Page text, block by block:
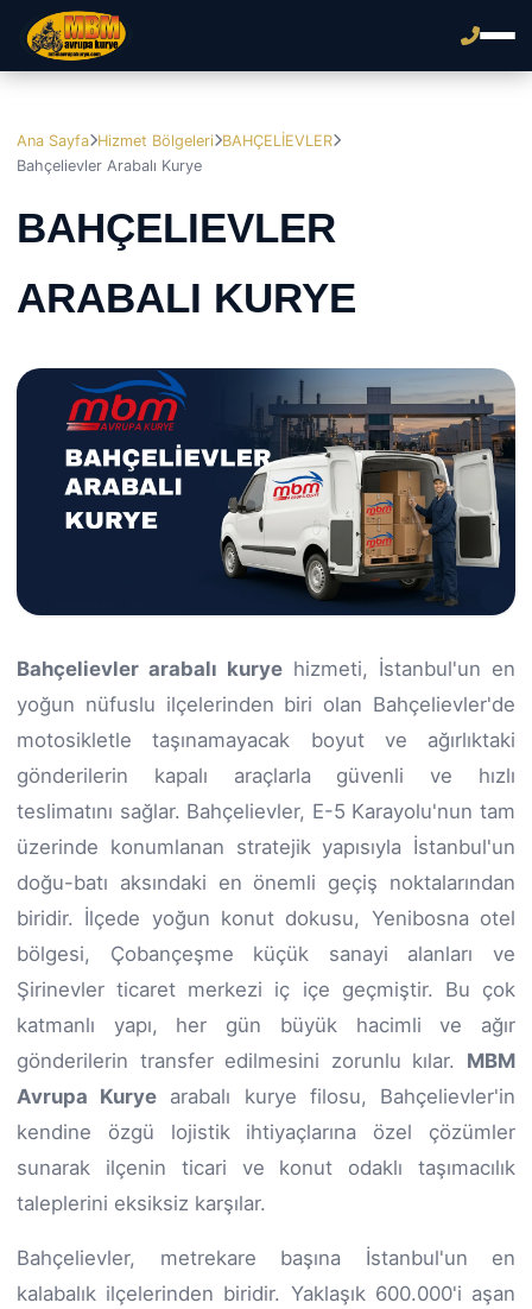
Ana Sayfa Hizmet Bölgeleri BAHÇELİEVLER
Bahçelievler Arabalı Kurye
BAHÇELIEVLER
ARABALI KURYE
Bahçelievler arabalı kurye hizmeti, İstanbul'un en
yoğun nüfuslu ilçelerinden biri olan Bahçelievler'de
motosikletle taşınamayacak boyut ve ağırlıktaki
gönderilerin kapalı araçlarla güvenli ve hızlı
teslimatını sağlar. Bahçelievler, E-5 Karayolu'nun tam
üzerinde konumlanan stratejik yapısıyla İstanbul'un
doğu-batı aksındaki en önemli geçiş noktalarından
biridir. İlçede yoğun konut dokusu, Yenibosna otel
bölgesi, Çobançeşme küçük sanayi alanları ve
Şirinevler ticaret merkezi iç içe geçmiştir. Bu çok
katmanlı yapı, her gün büyük hacimli ve ağır
gönderilerin transfer edilmesini zorunlu kılar. MBM
Avrupa Kurye arabalı kurye filosu, Bahçelievler'in
kendine özgü lojistik ihtiyaçlarına özel çözümler
sunarak ilçenin ticari ve konut odaklı taşımacılık
taleplerini eksiksiz karşılar.
Bahçelievler, metrekare başına İstanbul'un en
kalabalık ilçelerinden biridir. Yaklaşık 600.000'i aşan